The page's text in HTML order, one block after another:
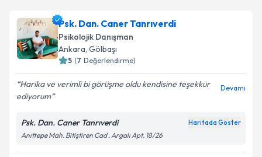
Psk. Dan. Caner Tanrıverdi
Psikolojik Danışman
Ankara, Gölbaşı
5 (7 Değerlendirme)
Harika ve verimli bi görüşme oldu kendisine teşekkür
ediyorum
Devamı
Psk. Dan. Caner Tanrıverdi Haritada Göster
Anıttepe Mah. Bitiştiren Cad . Argalı Apt. 18/26